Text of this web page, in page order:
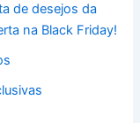
de desejos da
na Black Friday!